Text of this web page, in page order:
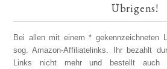
Übrigens!
Bei allen mit einem * gekennzeichneten
sog. Amazon-Affiliatelinks. Ihr bezahlt
Links nicht mehr und bestellt auch